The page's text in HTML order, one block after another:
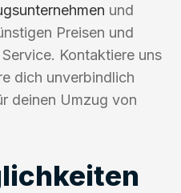
und
Preisen und
Kontaktiere uns
dich unverbindlich
deinen Umzug von